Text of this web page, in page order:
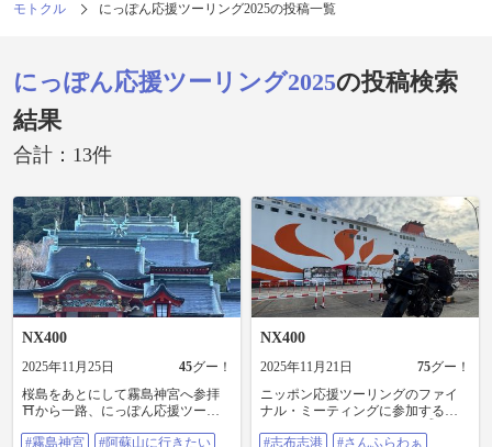
モトクル にっぽん応援ツーリング2025の投稿一覧
にっぽん応援ツーリング2025の投稿検索
結果
合計：13件
NX400
2025年11月25日 45グー！
桜島をあとにして霧島神宮へ参拝
⛩️から一路、にっぽん応援ツーリ
が開催される阿蘇山産山村へ🏍️！
#霧島神宮
#阿蘇山に行きたい
NX400
2025年11月21日 75グー！
ニッポン応援ツーリングのファイ
ナル・ミーティングに参加するべ
多岬、遠い！錦江湾、綺麗！桜
#志布志港
#さんふらわぁ